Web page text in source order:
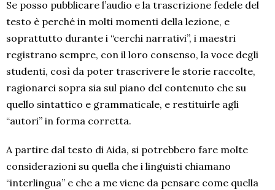
Se posso pubblicare l’audio e la trascrizione fedele del
testo è perché in molti momenti della lezione, e
soprattutto durante i “cerchi narrativi”, i maestri
registrano sempre, con il loro consenso, la voce degli
studenti, così da poter trascrivere le storie raccolte,
ragionarci sopra sia sul piano del contenuto che su
quello sintattico e grammaticale, e restituirle agli
“autori” in forma corretta.
A partire dal testo di Aida, si potrebbero fare molte
considerazioni su quella che i linguisti chiamano
“interlingua” e che a me viene da pensare come quella